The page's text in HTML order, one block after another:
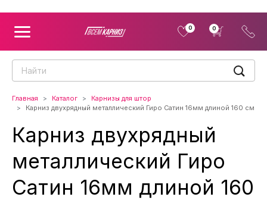
0 0
Главная Каталог
Карнизы для штор
Карниз двухрядный металлический Гиро Сатин 16мм длиной 160 см
Карниз двухрядный
металлический Гиро
Сатин 16мм длиной 160